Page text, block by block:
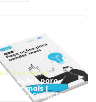
, VENDAS
Faça ações para
vender mais |
Prompts ChatGPT